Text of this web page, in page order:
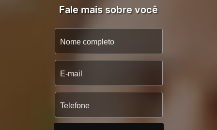
Fale mais sobre você